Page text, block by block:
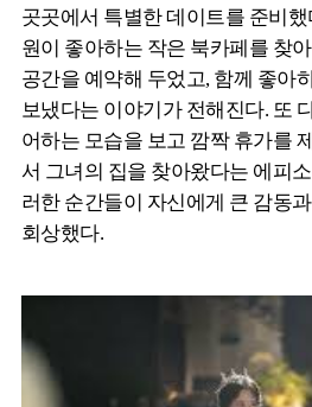
곳곳에서 특별한 데이트를 준비
원이 좋아하는 작은 북카페를 찾
공간을 예약해 두었고, 함께 좋아
보냈다는 이야기가 전해진다. 또
어하는 모습을 보고 깜짝 휴가를
서 그녀의 집을 찾아왔다는 에피
러한 순간들이 자신에게 큰 감동
회상했다.